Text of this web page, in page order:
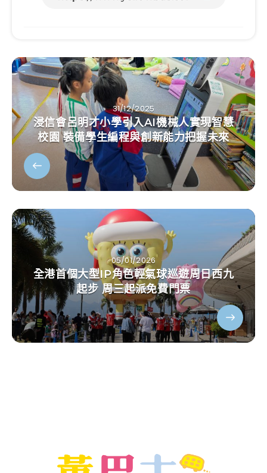
31/12/2025
浸信會呂明才小學引入AI機械人實現智慧
校園 裝備學生編程與創新能力把握未來
05/01/2026
全港首個大型IP角色輕氣球巡遊周日西九
起步 周三起派免費門票